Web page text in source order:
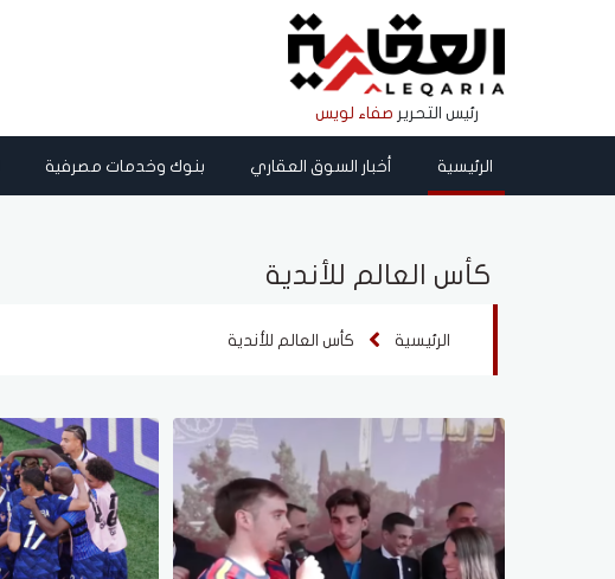
رئيس التحرير صفاء لويس
الرئيسية أخبار السوق العقاري بنوك وخدمات مصرفية
كأس العالم للأندية
الرئيسية كأس العالم للأندية